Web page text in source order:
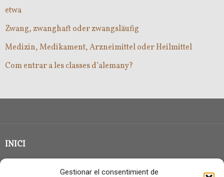
Gestionar el consentimient de
etwa
Zwang, zwanghaft oder zwangsläufig
Medizin, Medikament, Arzneimittel oder Heilmittel
Com entrar a les classes d’alemany?
INICI
CLASSE EN GRUP